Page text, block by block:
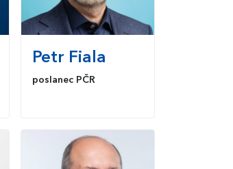
Petr Fiala
poslanec PČR